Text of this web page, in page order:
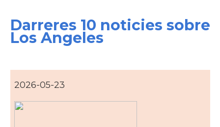
CAMON Catalans a CONNECTICUT
CAMON
Darreres 10 noticies sobre
Los Angeles
2026-05-23